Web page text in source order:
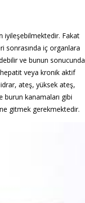
iyileşebilmektedir. Fakat
sonrasında iç organlara
ve bunun sonucunda
hepatit veya kronik aktif
ateş, yüksek ateş,
burun kanamaları gibi
gitmek gerekmektedir.